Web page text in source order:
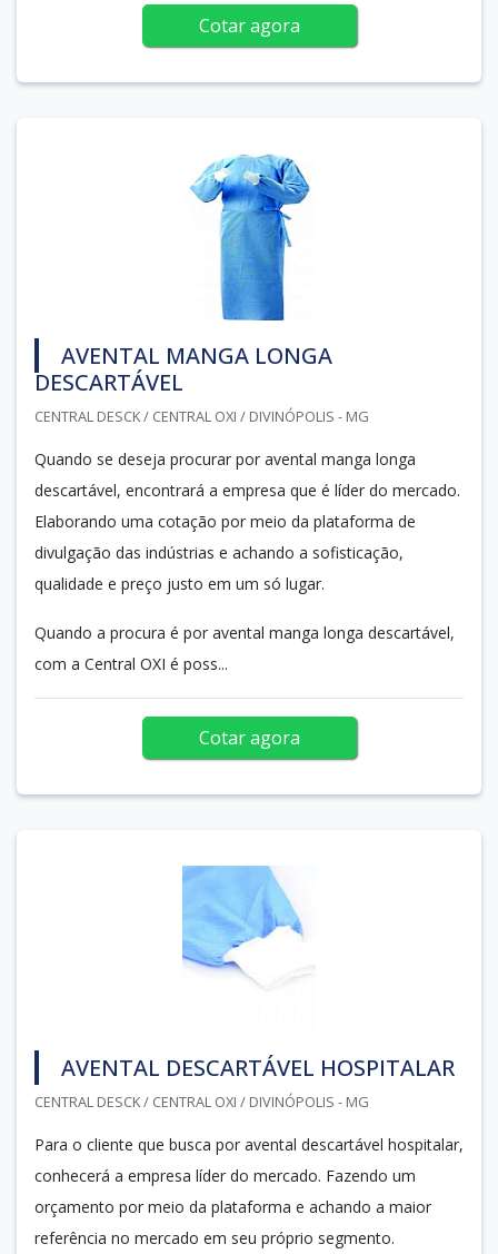
Cotar agora
AVENTAL MANGA LONGA
DESCARTÁVEL
CENTRAL DESCK / CENTRAL OXI / DIVINÓPOLIS - MG
Quando se deseja procurar por avental manga longa
descartável, encontrará a empresa que é líder do mercado.
Elaborando uma cotação por meio da plataforma de
divulgação das indústrias e achando a sofisticação,
qualidade e preço justo em um só lugar.
Quando a procura é por avental manga longa descartável,
com a Central OXI é poss...
Cotar agora
AVENTAL DESCARTÁVEL HOSPITALAR
CENTRAL DESCK / CENTRAL OXI / DIVINÓPOLIS - MG
Para o cliente que busca por avental descartável hospitalar,
conhecerá a empresa líder do mercado. Fazendo um
orçamento por meio da plataforma e achando a maior
referência no mercado em seu próprio segmento.